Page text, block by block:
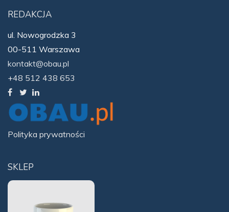
SKLEP
REDAKCJA
ul. Nowogrodzka 3
00-511 Warszawa
kontakt@obau.pl
+48 512 438 653
Polityka prywatności